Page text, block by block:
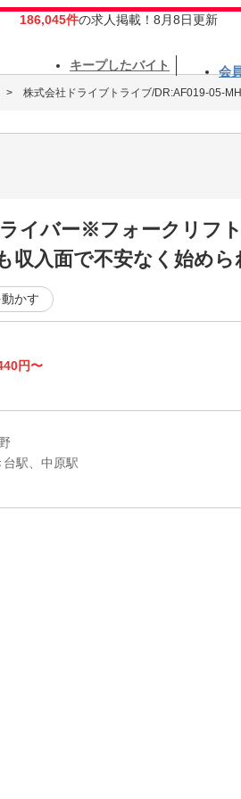
186,045件の求人掲載！8月8日更新
キープしたバイト 会
株式会社ドライブトライブ/DR:AF019-05-MH
イバー※フォークリフ
入面で不安なく始めら
かす
円〜
駅、中原駅